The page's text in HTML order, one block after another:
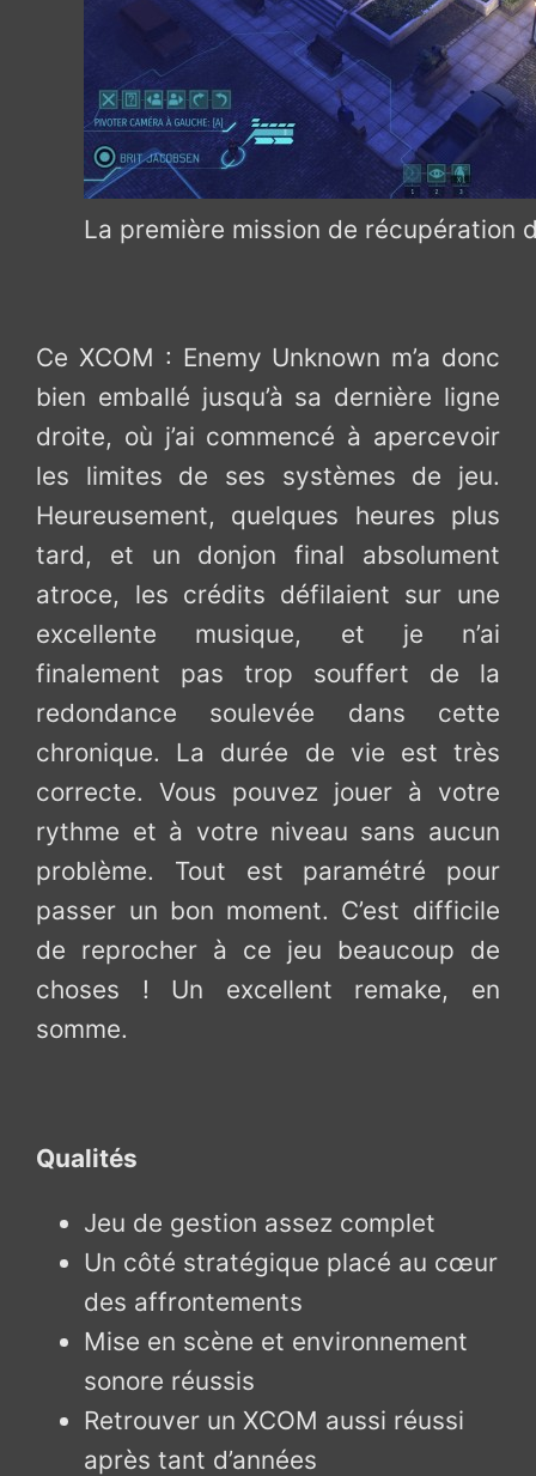
La première mission de récupération
Ce XCOM : Enemy Unknown m’a donc
bien emballé jusqu’à sa dernière ligne
droite, où j’ai commencé à apercevoir
les limites de ses systèmes de jeu.
Heureusement, quelques heures plus
tard, et un donjon final absolument
atroce, les crédits défilaient sur une
excellente musique, et je n’ai
finalement pas trop souffert de la
redondance soulevée dans cette
chronique. La durée de vie est très
correcte. Vous pouvez jouer à votre
rythme et à votre niveau sans aucun
problème. Tout est paramétré pour
passer un bon moment. C’est difficile
de reprocher à ce jeu beaucoup de
choses ! Un excellent remake, en
somme.
Qualités
Jeu de gestion assez complet
Un côté stratégique placé au cœur
des affrontements
Mise en scène et environnement
sonore réussis
Retrouver un XCOM aussi réussi
après tant d’années